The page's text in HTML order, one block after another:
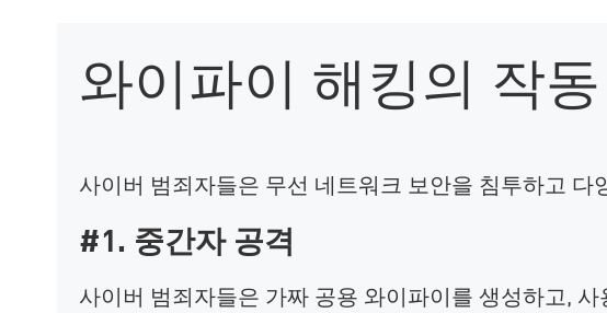
와이파이 해킹의 작
사이버 범죄자들은 무선 네트워크 보안을 침투하고
#1. 중간자 공격
사이버 범죄자들은 가짜 공용 와이파이를 생성하고,